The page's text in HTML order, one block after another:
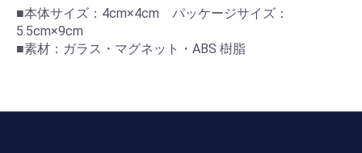
■本体サイズ：4cm×4cm パッケージサイズ：
5.5cm×9cm
■素材：ガラス・マグネット・ABS 樹脂